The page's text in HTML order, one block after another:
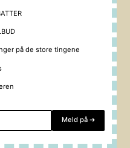
på de store tingene
Meld på ➔